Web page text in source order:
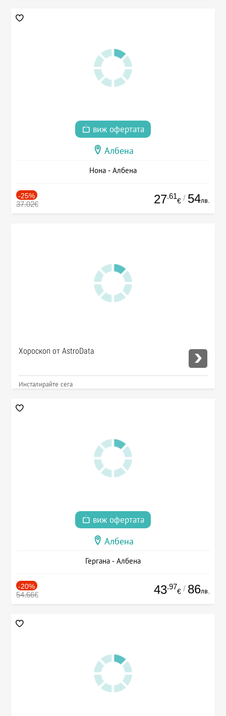
виж офертата
Албена
Нона - Албена
-25%
37.02€ 27.61
€ / 54лв.
Хороскоп от AstroData
Инсталирайте сега
виж офертата
Албена
Гергана - Албена
-20%
54.66€ 43.97
€ / 86лв.